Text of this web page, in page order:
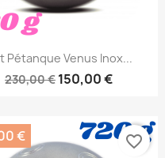
Pétanque Venus Inox...
230,00 € 150,00 €
€ favorite_border